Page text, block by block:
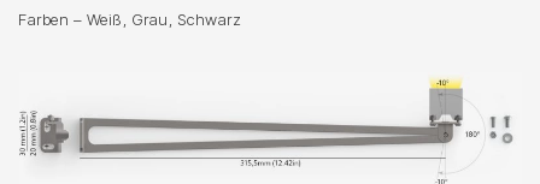
Farben – Weiß, Grau, Schwarz